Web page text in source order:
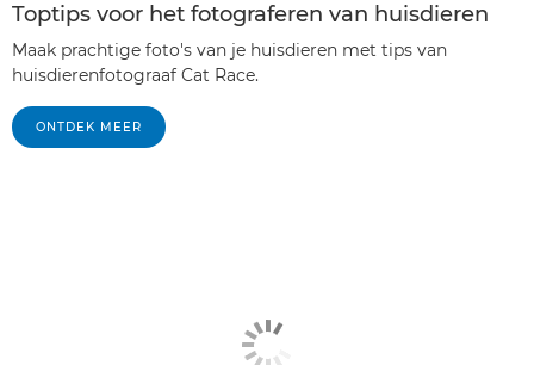
Toptips voor het fotograferen van huisdieren
Maak prachtige foto's van je huisdieren met tips van
huisdierenfotograaf Cat Race.
ONTDEK MEER